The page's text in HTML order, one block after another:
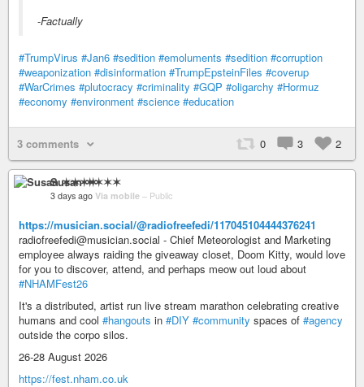
-Factually
#TrumpVirus #Jan6 #sedition #emoluments #sedition #corruption
#weaponization #disinformation #TrumpEpsteinFiles #coverup
#WarCrimes #plutocracy #criminality #GQP #oligarchy #Hormuz
#economy #environment #science #education
3 comments 0 3 2
Susan ✶✶✶✶
3 days ago Via mobile – Public
https://musician.social/@radiofreefedi/117045104444376241
radiofreefedi@musician.social - Chief Meteorologist and Marketing
employee always raiding the giveaway closet, Doom Kitty, would love
for you to discover, attend, and perhaps meow out loud about
#NHAMFest26
It's a distributed, artist run live stream marathon celebrating creative
humans and cool #hangouts in #DIY #community spaces of #agency
outside the corpo silos.
26-28 August 2026
https://fest.nham.co.uk